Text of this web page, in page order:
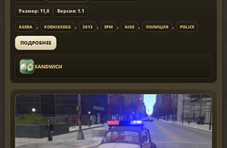
Размер: 11,6 Версия: 1.1
AGERA , KOENIGSEGG , 2013 , EPM , AIGE , ПОЛИЦИЯ , POLICE
ПОДРОБНЕЕ
SANDWICH